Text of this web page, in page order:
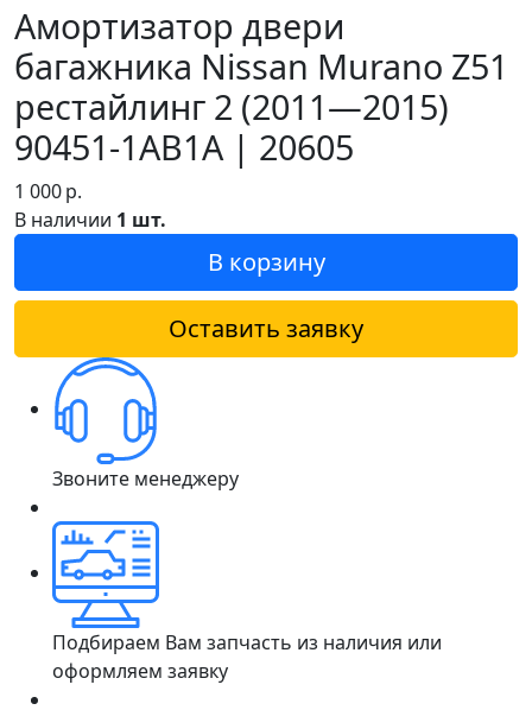
Амортизатор двери
багажника Nissan Murano Z51
рестайлинг 2 (2011—2015)
90451-1AB1A | 20605
1 000р.
В наличии 1 шт.
В корзину
Оставить заявку
Звоните менеджеру
Подбираем Вам запчасть из наличия или
оформляем заявку